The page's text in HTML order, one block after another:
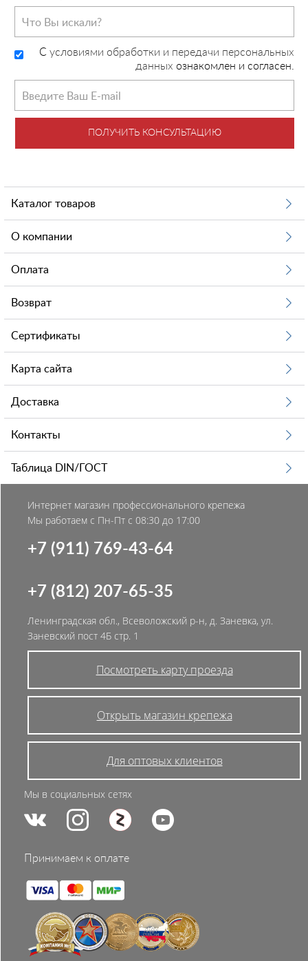
C условиями обработки и передачи персональных
данных ознакомлен и согласен.
ПОЛУЧИТЬ КОНСУЛЬТАЦИЮ
Каталог товаров
О компании
Оплата
Возврат
Сертификаты
Карта сайта
Доставка
Контакты
Таблица DIN/ГОСТ
Интернет магазин профессионального крепежа
Мы работаем с Пн-Пт с 08:30 до 17:00
+7 (911) 769-43-64
+7 (812) 207-65-35
Ленинградская обл., Всеволожский р-н, д. Заневка, ул.
Заневский пост 4Б стр. 1
Посмотреть карту проезда
Открыть магазин крепежа
Для оптовых клиентов
Мы в социальных сетях
Принимаем к оплате